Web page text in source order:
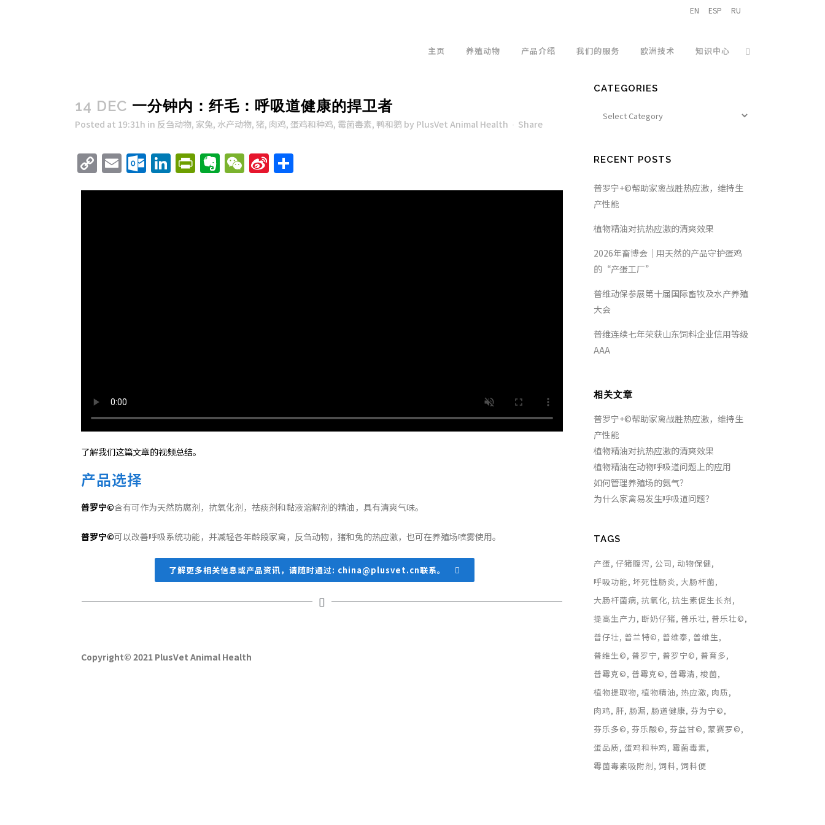
EN ESP RU
主页 养殖动物 产品介绍 我们的服务 欧洲技术 知识中心
14 DEC 一分钟内：纤毛：呼吸道健康的捍卫者
Posted at 19:31h in 反刍动物, 家兔, 水产动物, 猪, 肉鸡, 蛋鸡和种鸡, 霉菌毒素, 鸭和鹅 by PlusVet Animal Health Share
Copy
Link
EmailOutlook.com
LinkedIn
PrintFriendly
Evernote
WeChat
Sina
Weibo
了解我们这篇文章的视频总结。
产品选择
普罗宁©含有可作为天然防腐剂，抗氧化剂，祛痰剂和黏液溶解剂的精油，具有清爽气味。
普罗宁©可以改善呼吸系统功能，并减轻各年龄段家禽，反刍动物，猪和兔的热应激，也可在养殖场喷雾使用。
了解更多相关信息或产品资讯，请随时通过: china@plusvet.cn联系。
Copyright© 2021 PlusVet Animal Health
CATEGORIES
RECENT POSTS
普罗宁+©帮助家禽战胜热应激，维持生
产性能
植物精油对抗热应激的清爽效果
2026年畜博会｜用天然的产品守护蛋鸡
的“产蛋工厂”
普维动保参展第十届国际畜牧及水产养殖
大会
普维连续七年荣获山东饲料企业信用等级
AAA
相关文章
普罗宁+©帮助家禽战胜热应激，维持生
产性能
植物精油对抗热应激的清爽效果
植物精油在动物呼吸道问题上的应用
如何管理养殖场的氨气？
为什么家禽易发生呼吸道问题？
TAGS
产蛋 仔猪腹泻 公司 动物保健
呼吸功能 坏死性肠炎 大肠杆菌
大肠杆菌病 抗氧化 抗生素促生长剂
提高生产力 断奶仔猪 普乐壮 普乐壮©
普仔壮 普兰特© 普维泰 普维生
普维生© 普罗宁 普罗宁© 普育多
普霉克© 普霉克© 普霉清 梭菌
植物提取物 植物精油 热应激 肉质
肉鸡 肝 肠漏 肠道健康 芬为宁©
芬乐多© 芬乐酸© 芬益甘© 蒙赛罗©
蛋品质 蛋鸡和种鸡 霉菌毒素
霉菌毒素吸附剂 饲料 饲料便
关注我们的社交媒体
关注公众号获取最新资讯